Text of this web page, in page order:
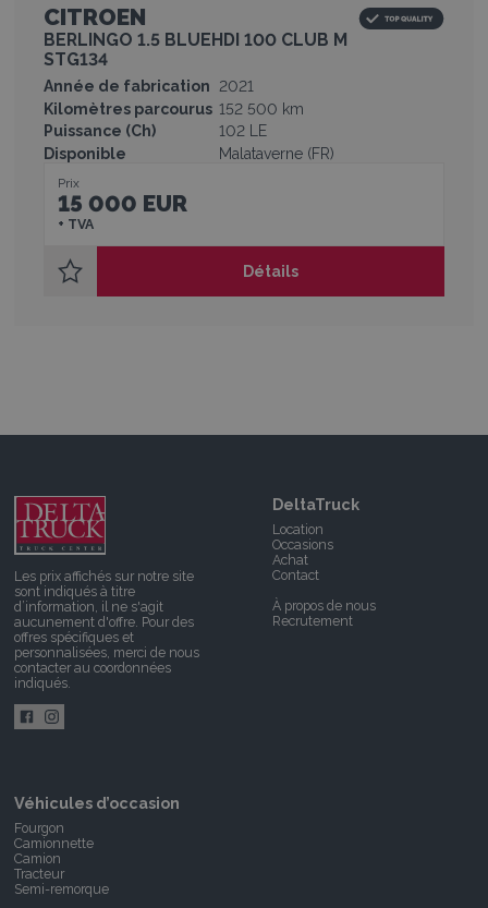
CITROEN
BERLINGO 1.5 BLUEHDI 100 CLUB M
STG134
Année de fabrication
2021
Kilomètres parcourus 152 500 km
Puissance (Ch)
102 LE
Disponible
Malataverne (FR)
Prix
15 000 EUR
+ TVA
Détails
Les prix affichés sur notre site
sont indiqués à titre
d’information, il ne s'agit
aucunement d'offre. Pour des
offres spécifiques et
personnalisées, merci de nous
contacterau coordonnées
indiqués.
DeltaTruck
Location
Occasions
Achat
Contact
À propos de nous
Recrutement
Véhicules d’occasion
Fourgon
Camionnette
Camion
Tracteur
Semi-remorque